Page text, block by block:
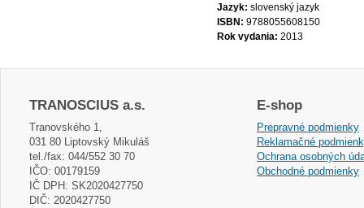
Jazyk: slovenský jazyk
ISBN: 9788055608150
Rok vydania: 2013
TRANOSCIUS a.s.
Tranovského 1,
031 80 Liptovský Mikuláš
tel./fax: 044/552 30 70
IČO: 00179159
IČ DPH: SK2020427750
DIČ: 2020427750
E-shop
Prepravné podmienky
Reklamačné
Ochrana osobných
Obchodné podmienky